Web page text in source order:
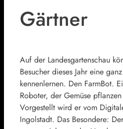
Gärtner
Auf der Landesgartenschau
Besucher dieses Jahr eine
kennenlernen. Den FarmBot.
Roboter, der Gemüse
Vorgestellt wird er vom
Ingolstadt. Das Besondere: